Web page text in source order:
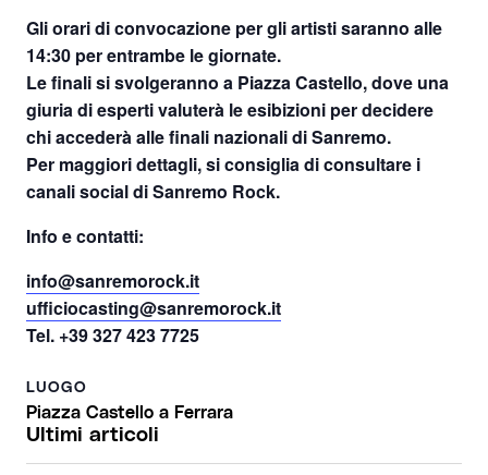
Gli orari di convocazione per gli artisti saranno alle
14:30 per entrambe le giornate.
Le finali si svolgeranno a Piazza Castello, dove una
giuria di esperti valuterà le esibizioni per decidere
chi accederà alle finali nazionali di Sanremo.
Per maggiori dettagli, si consiglia di consultare i
canali social di Sanremo Rock.
Info e contatti:
info@sanremorock.it
ufficiocasting@sanremorock.it
Tel. +39 327 423 7725
LUOGO
Piazza Castello a Ferrara
Ultimi articoli